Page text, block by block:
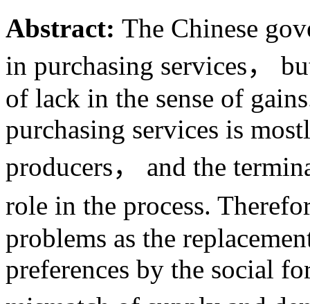
Abstract: The Chinese
in purchasing services，
of lack in the sense of
purchasing services is
producers， and the
role in the process.
problems as the
preferences by the social